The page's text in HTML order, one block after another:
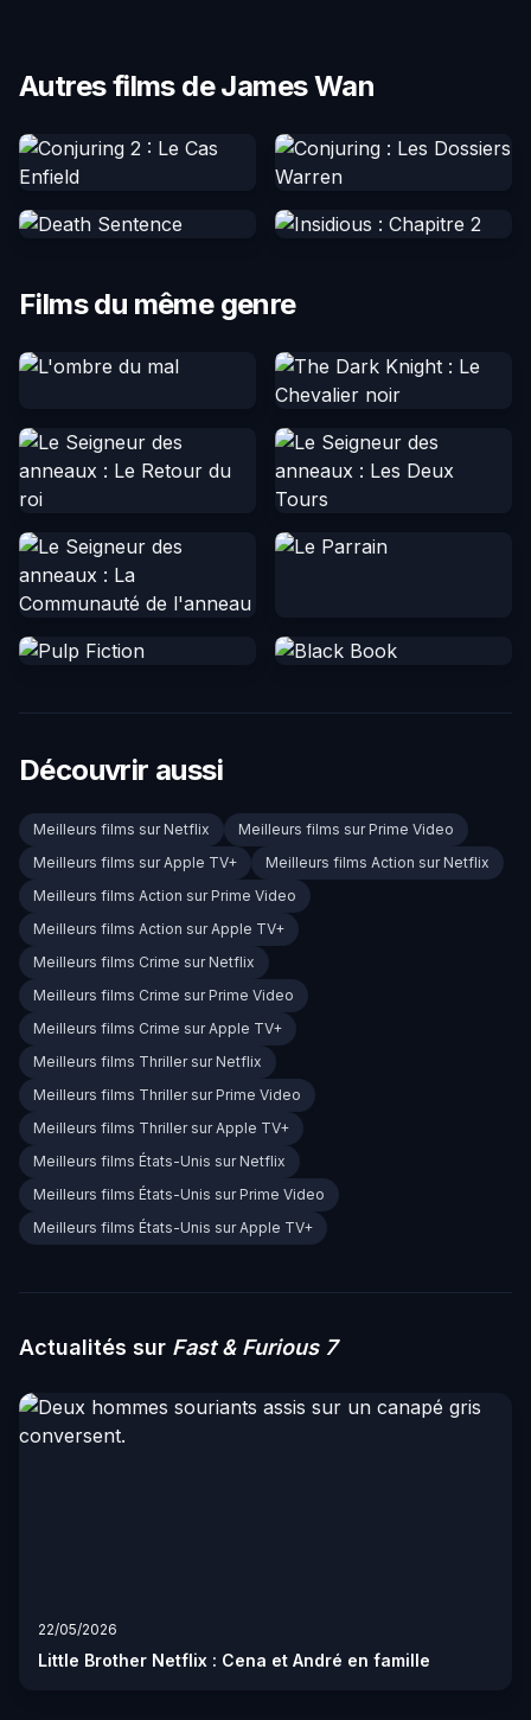
Autres films de James Wan
Films du même genre
Découvrir aussi
Meilleurs films sur Netflix
Meilleurs films sur Prime Video
Meilleurs films sur Apple TV+
Meilleurs films Action sur Netflix
Meilleurs films Action sur Prime Video
Meilleurs films Action sur Apple TV+
Meilleurs films Crime sur Netflix
Meilleurs films Crime sur Prime Video
Meilleurs films Crime sur Apple TV+
Meilleurs films Thriller sur Netflix
Meilleurs films Thriller sur Prime Video
Meilleurs films Thriller sur Apple TV+
Meilleurs films États-Unis sur Netflix
Meilleurs films États-Unis sur Prime Video
Meilleurs films États-Unis sur Apple TV+
Actualités sur Fast & Furious 7
22/05/2026
Little Brother Netflix : Cena et André en famille